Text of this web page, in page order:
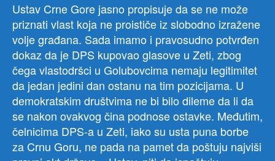
Ustav Crne Gore jasno propisuje da se ne može
priznati vlast koja ne proističe iz slobodno izražene
volje građana. Sada imamo i pravosudno potvrđen
dokaz da je DPS kupovao glasove u Zeti, zbog
čega vlastodršci u Golubovcima nemaju legitimitet
da jedan jedini dan ostanu na tim pozicijama. U
demokratskim društvima ne bi bilo dileme da li da
se nakon ovakvog čina podnose ostavke. Međutim,
čelnicima DPS-a u Zeti, iako su usta puna borbe
za Crnu Goru, ne pada na pamet da poštuju najviši